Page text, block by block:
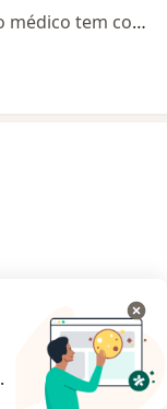
Nenhum profissional neste centro médico tem consultas disponíveis
.